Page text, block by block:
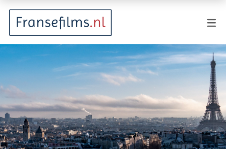
Animatie
Documentaire
Drama
Fantasy